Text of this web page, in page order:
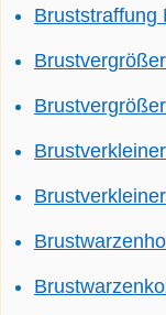
Bruststraffung